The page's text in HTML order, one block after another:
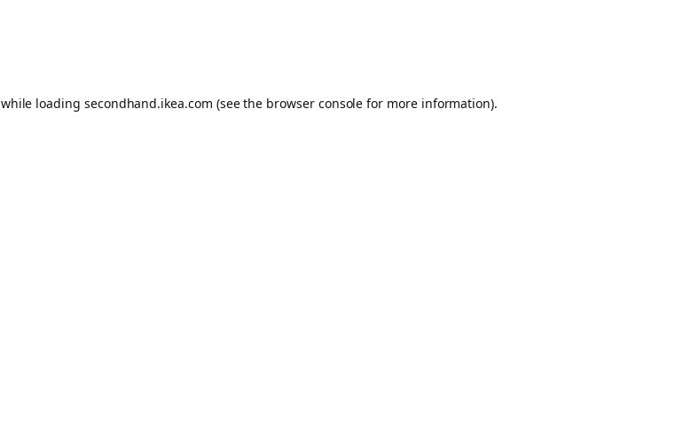
while loading secondhand.ikea.com (see the browser console for more information).